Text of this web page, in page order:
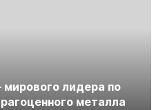
лидера по
металла